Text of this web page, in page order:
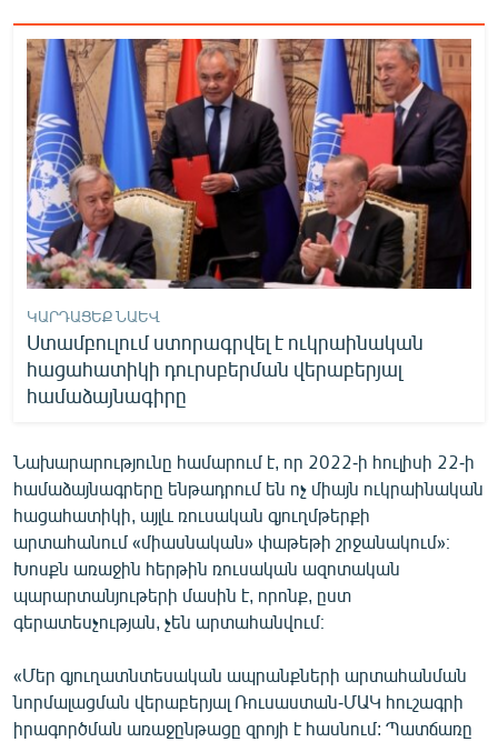
«Ազատության» բոլոր կայքերը
ԿԱՐԴԱՑԵՔ ՆԱԵՎ
Ստամբուլում ստորագրվել է ուկրաինական
հացահատիկի դուրսբերման վերաբերյալ
համաձայնագիրը
Նախարարությունը համարում է, որ 2022-ի հուլիսի 22-ի
համաձայնագրերը ենթադրում են ոչ միայն ուկրաինական
հացահատիկի, այլև ռուսական գյուղմթերքի
արտահանում «միասնական» փաթեթի շրջանակում»։
Խոսքն առաջին հերթին ռուսական ազոտական
պարարտանյութերի մասին է, որոնք, ըստ
գերատեսչության, չեն արտահանվում։
«Մեր գյուղատնտեսական ապրանքների արտահանման
նորմալացման վերաբերյալ Ռուսաստան-ՄԱԿ հուշագրի
իրագործման առաջընթացը զրոյի է հասնում: Պատճառը